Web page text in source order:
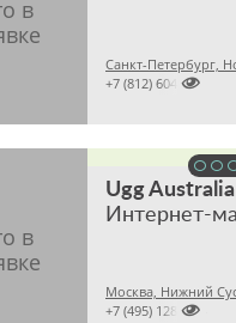

+7 (812) 6042743
Ugg Australia

+7 (495) 1283564